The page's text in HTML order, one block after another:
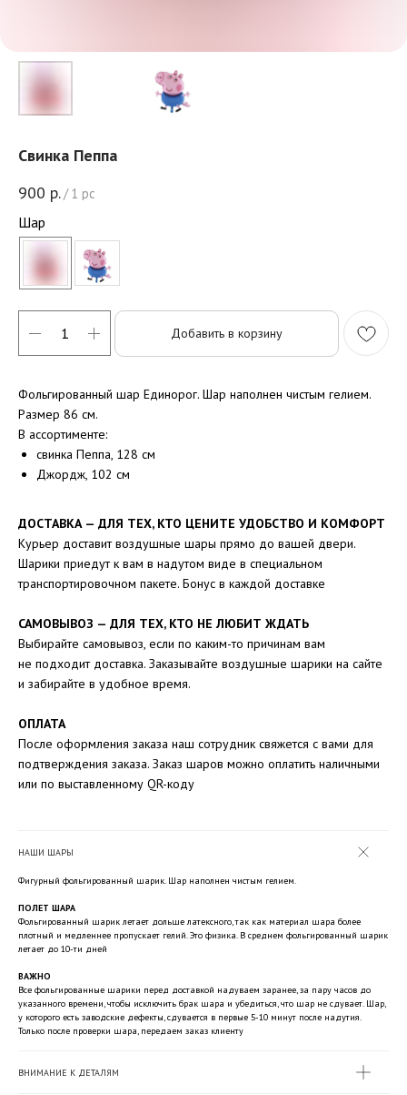
Свинка Пеппа
900 р./ 1 pc
Шар
Добавить в корзину
Фольгированный шар Единорог. Шар наполнен чистым гелием.
Размер 86 см.
В ассортименте:
свинка Пеппа, 128 см
Джордж, 102 см
ДОСТАВКА — ДЛЯ ТЕХ, КТО ЦЕНИТЕ УДОБСТВО И КОМФОРТ
Курьер доставит воздушные шары прямо до вашей двери.
Шарики приедут к вам в надутом виде в специальном
транспортировочном пакете. Бонус в каждой доставке
САМОВЫВОЗ — ДЛЯ ТЕХ, КТО НЕ ЛЮБИТ ЖДАТЬ
Выбирайте самовывоз, если по каким-то причинам вам
не подходит доставка. Заказывайте воздушные шарики на сайте
и забирайте в удобное время.
ОПЛАТА
После оформления заказа наш сотрудник свяжется с вами для
подтверждения заказа. Заказ шаров можно оплатить наличными
или по выставленному QR-коду
НАШИ ШАРЫ
Фигурный фольгированный шарик. Шар наполнен чистым гелием.
ПОЛЕТ ШАРА
Фольгированный шарик летает дольше латексного, так как материал шара более
плотный и медленнее пропускает гелий. Это физика. В среднем фольгированный шарик
летает до 10-ти дней
ВАЖНО
Все фольгированные шарики перед доставкой надуваем заранее, за пару часов до
указанного времени, чтобы исключить брак шара и убедиться, что шар не сдувает. Шар,
у которого есть заводские дефекты, сдувается в первые 5-10 минут после надутия.
Только после проверки шара, передаем заказ клиенту
ВНИМАНИЕ К ДЕТАЛЯМ